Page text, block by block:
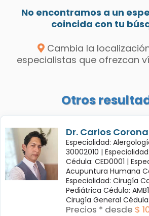
No encontramos a un
coincida con tu
Cambia la
especialistas que ofrezcan
Otros
Dr. Carlos
Especialidad:
30002010 |
Cédula: CED0001 |
Acupuntura Humana
Especialidad: Cirugía
Pediátrica Cédula:
Cirugía General
Precios * desde $